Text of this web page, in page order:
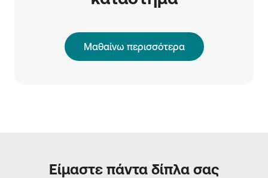
Μαθαίνω περισσότερα
Είμαστε πάντα δίπλα σας